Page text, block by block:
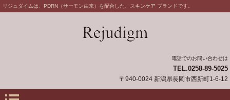
リジュダイムは、PDRN（サーモン由来）を配合した、スキンケア ブランドです。
電話でのお問い合わせは
TEL.0258-89-5025
〒940-0024 新潟県長岡市西新町1-6-12